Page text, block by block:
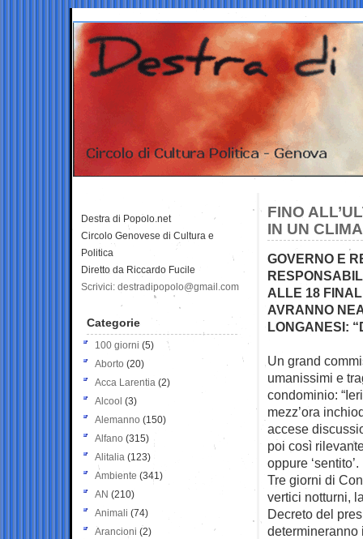
FINO
IN UN
GOVERNO E
ALLE 18
AVRANNO
LONGANESI:
Un grand
umanissimi e
condominio:
mezz’ora
accese
poi così
oppure
Tre giorni di
vertici notturni,
Decreto del
determineranno
Destra di Popolo.net
Circolo Genovese di Cultura e
Politica
Diretto da Riccardo Fucile
Scrivici: destradipopolo@gmail.com
Categorie
100 giorni (5)
Aborto (20)
Acca Larentia (2)
Alcool (3)
Alemanno (150)
Alfano (315)
Alitalia (123)
Ambiente (341)
AN (210)
Animali (74)
Arancioni (2)